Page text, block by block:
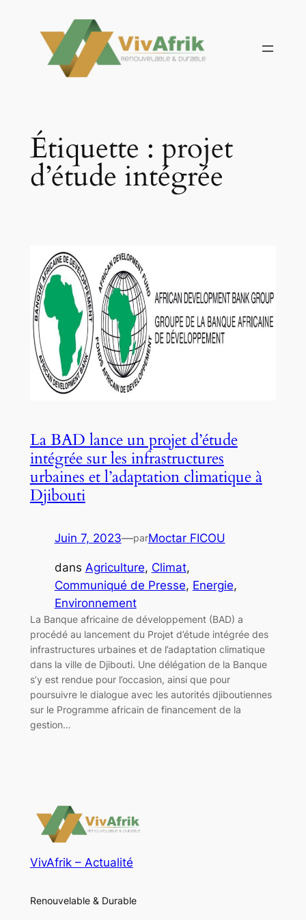
contenu
Étiquette : projet
d’étude intégrée
La BAD lance un projet d’étude
intégrée sur les infrastructures
urbaines et l’adaptation climatique à
Djibouti
Juin 7, 2023—parMoctar FICOU
dans Agriculture, Climat
Communiqué de Presse, Energie
Environnement
La Banque africaine de développement (BAD) a
procédé au lancement du Projet d’étude intégrée des
infrastructures urbaines et de l’adaptation climatique
dans la ville de Djibouti. Une délégation de la Banque
s’y est rendue pour l’occasion, ainsi que pour
poursuivre le dialogue avec les autorités djiboutiennes
sur le Programme africain de financement de la
gestion…
VivAfrik – Actualité
Renouvelable & Durable